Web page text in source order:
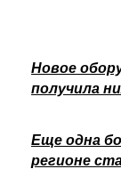
Новое
получила
Еще одна
регионе